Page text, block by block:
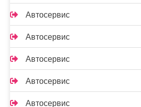
Автосервис
Автосервис
Автосервис
Автосервис
Автосервис